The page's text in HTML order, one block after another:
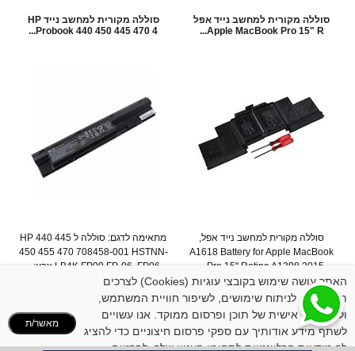
סוללה מקורית למחשב נייד אפל
Apple MacBook Pro 15" R...
סוללה מקורית למחשב נייד אפל,
A1618 Battery for Apple MacBook
Pro 15" Retina A1398 2015...
המחיר שלנו:359
₪
פרטים נוספים
סוללה מקורית למחשב נייד HP
Probook 440 450 445 470 4...
מתאימה לדגם: סוללה ל HP 440 445
450 455 470 708458-001 HSTNN-
LB4K FP09 FP-06 FP06 צבע:...
המחיר שלנו:
פרטים נוספים
האתר עושה שימוש בקובצי עוגיות (Cookies) לצרכים
תפעוליים, לניתוח שימושים, לשיפור חוויית המשתמש,
ולהתאמה אישית של תוכן ופרסום ממוקד. אנו עשויים
לשתף מידע אודותיך עם ספקי פרסום חיצוניים כדי להציג
לך מודעות הרלוונטיות לתחומי העניין שלך. לפרטים
מאשר/ת